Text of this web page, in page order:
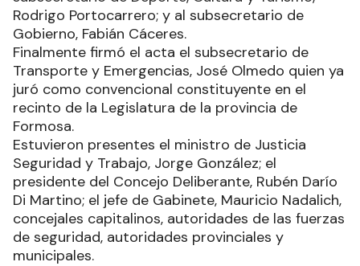
Rodrigo Portocarrero; y al subsecretario de
Gobierno, Fabián Cáceres.
Finalmente firmó el acta el subsecretario de
Transporte y Emergencias, José Olmedo quien ya
juró como convencional constituyente en el
recinto de la Legislatura de la provincia de
Formosa.
Estuvieron presentes el ministro de Justicia
Seguridad y Trabajo, Jorge González; el
presidente del Concejo Deliberante, Rubén Darío
Di Martino; el jefe de Gabinete, Mauricio Nadalich,
concejales capitalinos, autoridades de las fuerzas
de seguridad, autoridades provinciales y
municipales.